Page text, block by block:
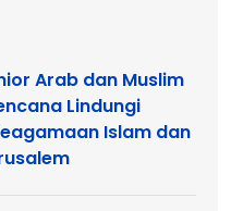
Arab dan Muslim
Lindungi
Islam dan